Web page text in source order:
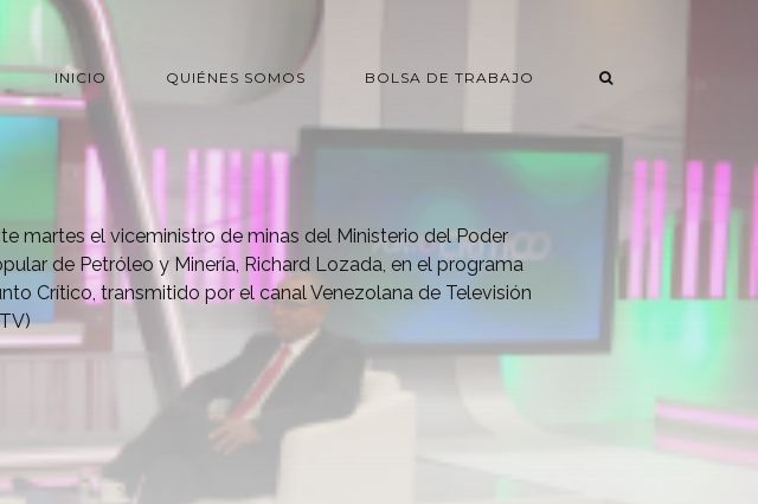
INICIO QUIÉNES SOMOS BOLSA DE TRABAJO
martes el viceministro de minas del Ministerio del Poder
de Petróleo y Minería, Richard Lozada, en el programa
Crítico, transmitido por el canal Venezolana de Televisión